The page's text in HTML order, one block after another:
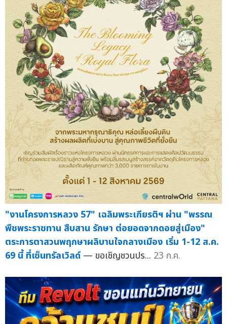
"งานโครงการหลวง 57" เฉลิมพระเกียรติฯ ผ่าน "พรรณ
พืชพระราชทาน สืบสาน รักษา ต่อยอดจากดอยสู่เมือง"
ตระการตาสวนพฤกษาผลิบานใจกลางเมือง เริ่ม 1-12 ส.ค.
69 นี้ ที่เซ็นทรัลเวิลด์ — ขอเชิญชวนปร... 23 ก.ค.